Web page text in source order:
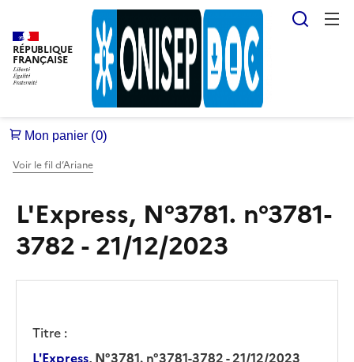
RÉPUBLIQUE
FRANÇAISE
Voir le fil d’Ariane
L'Express, N°3781. n°3781-
3782 - 21/12/2023
Titre :
L'Express, N°3781. n°3781-3782 - 21/12/2023